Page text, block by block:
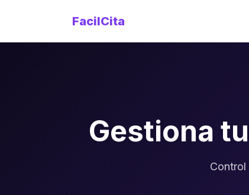
FacilCita
Gestiona
Control